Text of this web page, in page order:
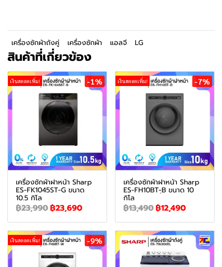
เครื่องซักผ้าถังคู่ เครื่องซักผ้า แอลจี LG
สินค้าที่เกี่ยวข้อง
เงินสดลดเพิ่ม! -1%
เครื่องซักผ้าฝาหน้า Sharp
ES-FK1045ST-G ขนาด
10.5 กิโล
฿23,990฿23,690
เงินสดลดเพิ่ม! -7%
เครื่องซักผ้าฝาหน้า Sharp
ES-FH10BT-ฺB ขนาด 10
กิโล
฿13,490฿12,490
เงินสดลดเพิ่ม! -9%